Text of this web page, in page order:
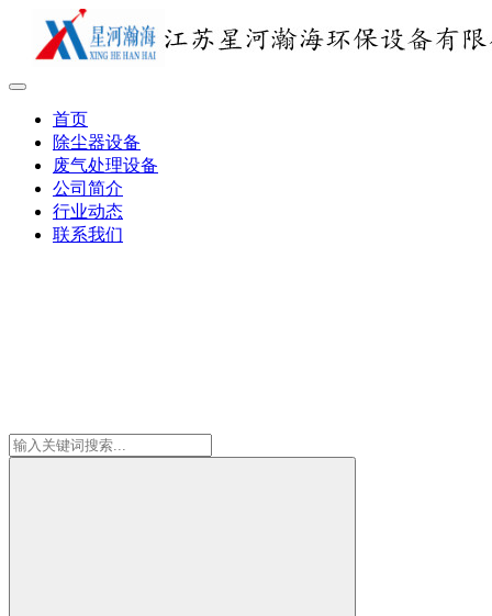
首页
除尘器设备
废气处理设备
公司简介
行业动态
联系我们